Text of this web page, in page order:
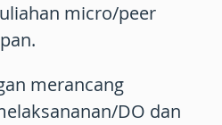
micro/peer
merancang
DO dan